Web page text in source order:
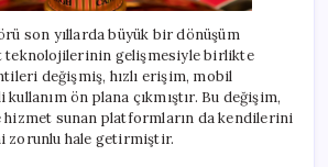
son yıllarda büyük bir dönüşüm
teknolojilerinin gelişmesiyle birlikte
değişmiş, hızlı erişim, mobil
ön plana çıkmıştır. Bu değişim,
sunan platformların da kendilerini
zorunlu hale getirmiştir.